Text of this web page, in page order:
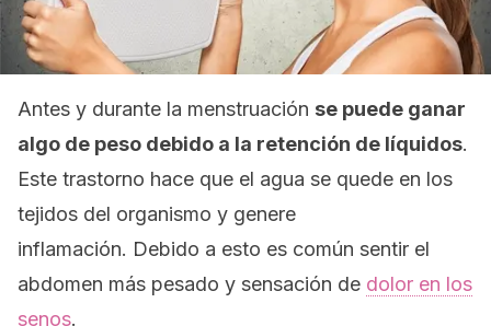
Antes y durante la menstruación se puede ganar
algo de peso debido a la retención de líquidos.
Este trastorno hace que el agua se quede en los
tejidos del organismo y genere
inflamación. Debido a esto es común sentir el
abdomen más pesado y sensación de dolor en los
senos.